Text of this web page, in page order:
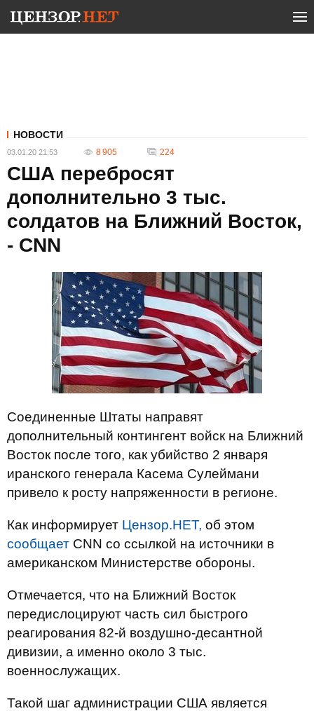
НОВОСТИ
03.01.20 21:53 8 905 224
США перебросят
дополнительно 3 тыс.
солдатов на Ближний Восток,
- CNN
Соединенные Штаты направят
дополнительный контингент войск на Ближний
Восток после того, как убийство 2 января
иранского генерала Касема Сулеймани
привело к росту напряженности в регионе.
Как информирует Цензор.НЕТ, об этом
сообщает CNN со ссылкой на источники в
американском Министерстве обороны.
Отмечается, что на Ближний Восток
передислоцируют часть сил быстрого
реагирования 82-й воздушно-десантной
дивизии, а именно около 3 тыс.
военнослужащих.
Такой шаг администрации США является